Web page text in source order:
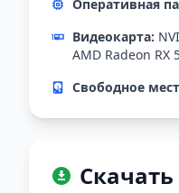
Оперативная
Видеокарта:
AMD Radeon RX
Свободное